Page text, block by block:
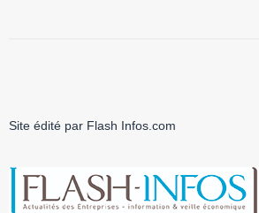
Site édité par Flash Infos.com